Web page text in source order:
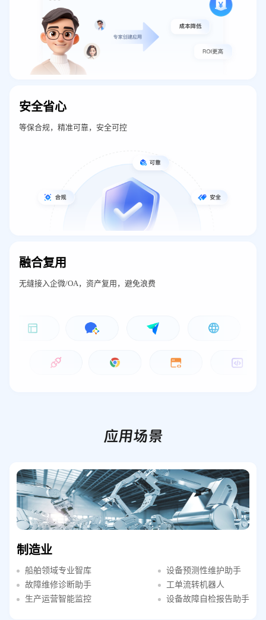
安全省心
等保合规，精准可靠，安全可控
融合复用
无缝接入企微/OA，资产复用，避免浪费
应用场景
制造业
船舶领域专业智库
故障维修诊断助手
生产运营智能监控
设备预测性维护助手
工单流转机器人
设备故障自检报告助手